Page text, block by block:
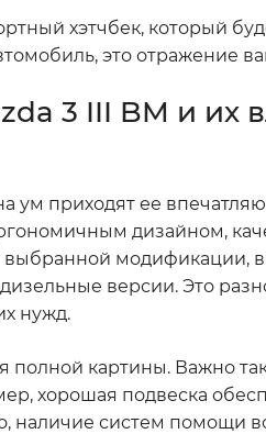
хэтчбек, который
это отражение
3 III BM и их
ум приходят ее
дизайном,
модификации,
версии. Это
нужд.
полной картины. Важно
хорошая подвеска
наличие систем помощи